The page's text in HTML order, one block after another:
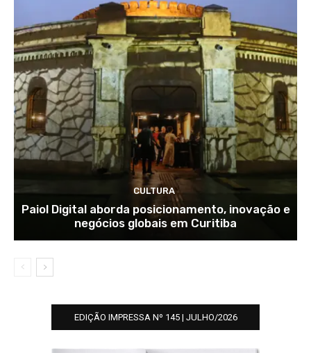
CULTURA
Paiol Digital aborda posicionamento, inovação e
negócios globais em Curitiba
EDIÇÃO IMPRESSA Nº 145 | JULHO/2026